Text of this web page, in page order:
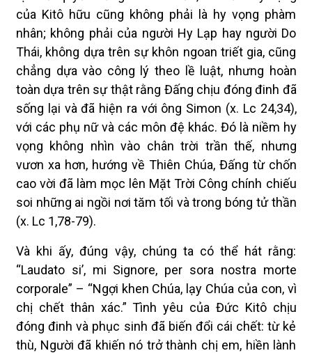
của Kitô hữu cũng không phải là hy vọng phàm
nhân; không phải của người Hy Lạp hay người Do
Thái, không dựa trên sự khôn ngoan triết gia, cũng
chẳng dựa vào công lý theo lề luật, nhưng hoàn
toàn dựa trên sự thật rằng Đấng chịu đóng đinh đã
sống lại và đã hiện ra với ông Simon (x. Lc 24,34),
với các phụ nữ và các môn đệ khác. Đó là niềm hy
vọng không nhìn vào chân trời trần thế, nhưng
vươn xa hơn, hướng về Thiên Chúa, Đấng từ chốn
cao vời đã làm mọc lên Mặt Trời Công chính chiếu
soi những ai ngồi nơi tăm tối và trong bóng tử thần
(x. Lc 1,78-79).
Và khi ấy, đúng vậy, chúng ta có thể hát rằng:
“Laudato si’, mi Signore, per sora nostra morte
corporale” – “Ngợi khen Chúa, lạy Chúa của con, vì
chị chết thân xác.” Tình yêu của Đức Kitô chịu
đóng đinh và phục sinh đã biến đổi cái chết: từ kẻ
thù, Người đã khiến nó trở thành chị em, hiền lành